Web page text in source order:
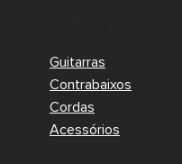
Guitarras
Contrabaixos
Cordas
Acessórios